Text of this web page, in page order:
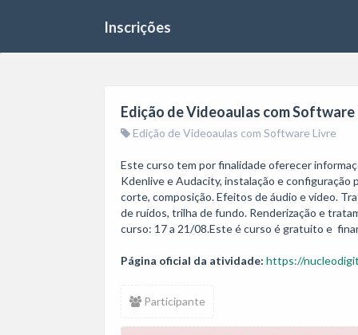
Inscrições
Edição de Videoaulas com Software
Edição de Videoaulas com Software Livre
Este curso tem por finalidade oferecer
Kdenlive e Audacity, instalação e configuração
corte, composição. Efeitos de áudio e vídeo.
de ruídos, trilha de fundo. Renderização e
Página oficial da atividade: https://
Participante